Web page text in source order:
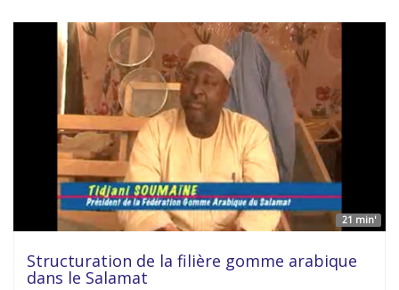
21 min'
Structuration de la filière gomme arabique
dans le Salamat